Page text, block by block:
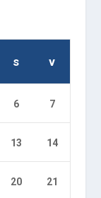
s v
6 7
13 14
20 21